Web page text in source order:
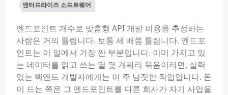
엔터프라이즈 소프트웨어
엔드포인트 개수로 맞춤형 API 개발 비용을 추정하는
사람은 거의 틀립니다. 보통 세 배쯤 틀립니다. 엔드포
인트는 이 일에서 가장 싼 부분입니다. 이미 가지고 있
는 데이터를 읽고 쓰는 열 몇 개짜리 묶음이라면, 실력
있는 백엔드 개발자에게는 이 주 남짓한 작업입니다. 돈
이 드는 쪽은 그 엔드포인트를 다른 회사가 자기 사업을